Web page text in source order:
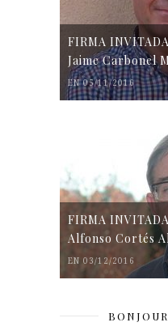
FIRMA INVITADA
Jaime Carbonel
EN 05/11/2016
FIRMA INVITADA
Alfonso Cortés
EN 03/12/2016